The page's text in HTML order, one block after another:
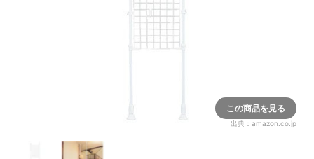
この商品を見る
出典： amazon.co.jp